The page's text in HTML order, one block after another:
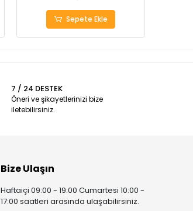
Sepete Ekle
7 / 24 DESTEK
Öneri ve şikayetlerinizi bize
iletebilirsiniz.
Bize Ulaşın
Haftaiçi 09:00 - 19:00 Cumartesi 10:00 -
17:00 saatleri arasında ulaşabilirsiniz.